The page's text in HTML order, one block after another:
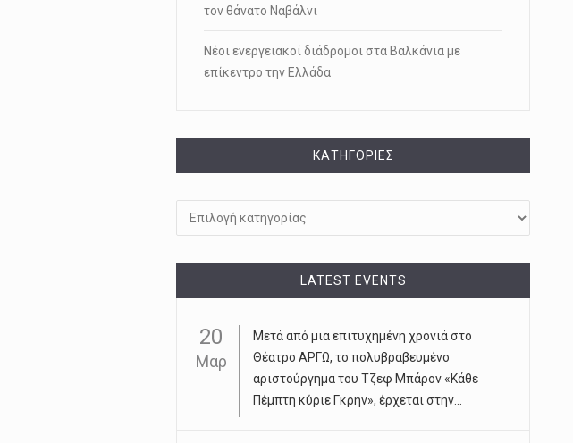
τον θάνατο Ναβάλνι
Νέοι ενεργειακοί διάδρομοι στα Βαλκάνια με
επίκεντρο την Ελλάδα
KΑΤΗΓΟΡΊΕΣ
LATEST EVENTS
20
Μαρ
Μετά από μια επιτυχημένη χρονιά στο
Θέατρο ΑΡΓΩ, το πολυβραβευμένο
αριστούργημα του Τζεφ Μπάρον «Κάθε
Πέμπτη κύριε Γκρην», έρχεται στην...